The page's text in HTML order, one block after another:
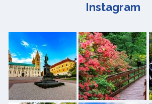
Instagram